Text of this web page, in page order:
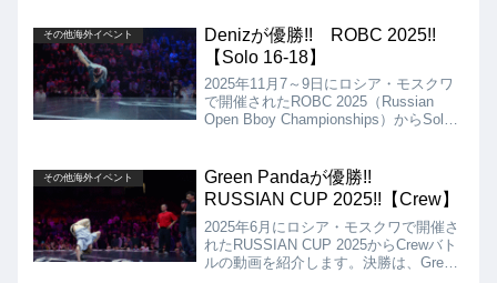
Invadersの優勝となりました!!
その他海外イベント
Denizが優勝!! ROBC 2025!!
【Solo 16-18】
2025年11月7～9日にロシア・モスクワ
で開催されたROBC 2025（Russian
Open Bboy Championships）からSolo
はDenizの優勝となりました!!
その他海外イベント
Green Pandaが優勝!!
RUSSIAN CUP 2025!!【Crew】
2025年6月にロシア・モスクワで開催さ
れたRUSSIAN CUP 2025からCrewバト
ルの動画を紹介します。決勝は、Green